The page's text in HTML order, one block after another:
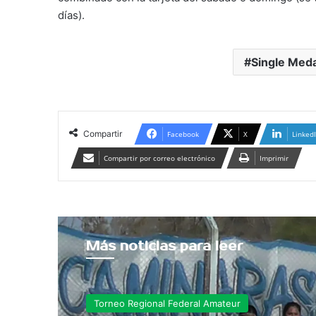
días).
Single
Compartir Facebook X
Compartir por correo electrónico Imprimir
Más noticias para leer
Torneo Regional Federal Amateur